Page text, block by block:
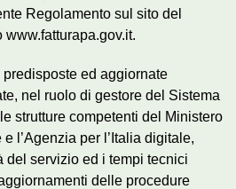
Regolamento sul sito del
ed aggiornate
nel ruolo di gestore del Sistema
strutture competenti del Ministero
l’Agenzia per l’Italia digitale,
del servizio ed i tempi tecnici
delle procedure